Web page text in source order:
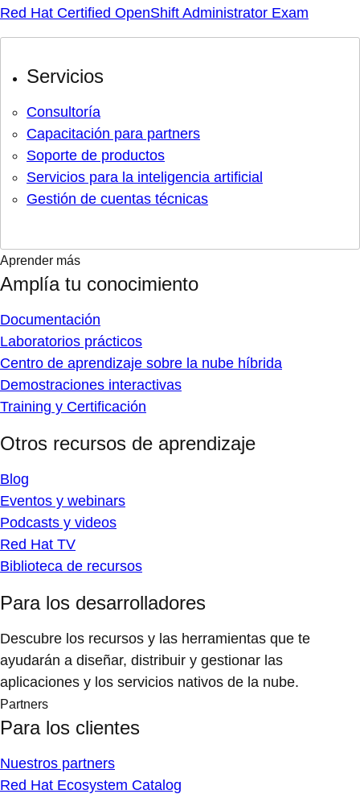
Red Hat Certified OpenShift Administrator Exam
Servicios
Consultoría
Capacitación para partners
Soporte de productos
Servicios para la inteligencia artificial
Gestión de cuentas técnicas
Aprender más
Amplía tu conocimiento
Documentación
Laboratorios prácticos
Centro de aprendizaje sobre la nube híbrida
Demostraciones interactivas
Training y Certificación
Otros recursos de aprendizaje
Blog
Eventos y webinars
Podcasts y videos
Red Hat TV
Biblioteca de recursos
Para los desarrolladores
Descubre los recursos y las herramientas que te
ayudarán a diseñar, distribuir y gestionar las
aplicaciones y los servicios nativos de la nube.
Partners
Para los clientes
Nuestros partners
Red Hat Ecosystem Catalog